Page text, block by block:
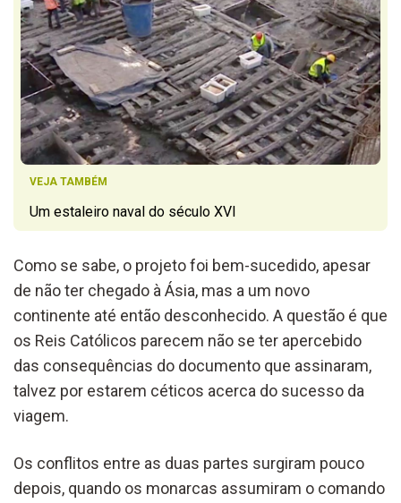
VEJA TAMBÉM
Um estaleiro naval do século XVI
Como se sabe, o projeto foi bem-sucedido, apesar
de não ter chegado à Ásia, mas a um novo
continente até então desconhecido. A questão é que
os Reis Católicos parecem não se ter apercebido
das consequências do documento que assinaram,
talvez por estarem céticos acerca do sucesso da
viagem.
Os conflitos entre as duas partes surgiram pouco
depois, quando os monarcas assumiram o comando